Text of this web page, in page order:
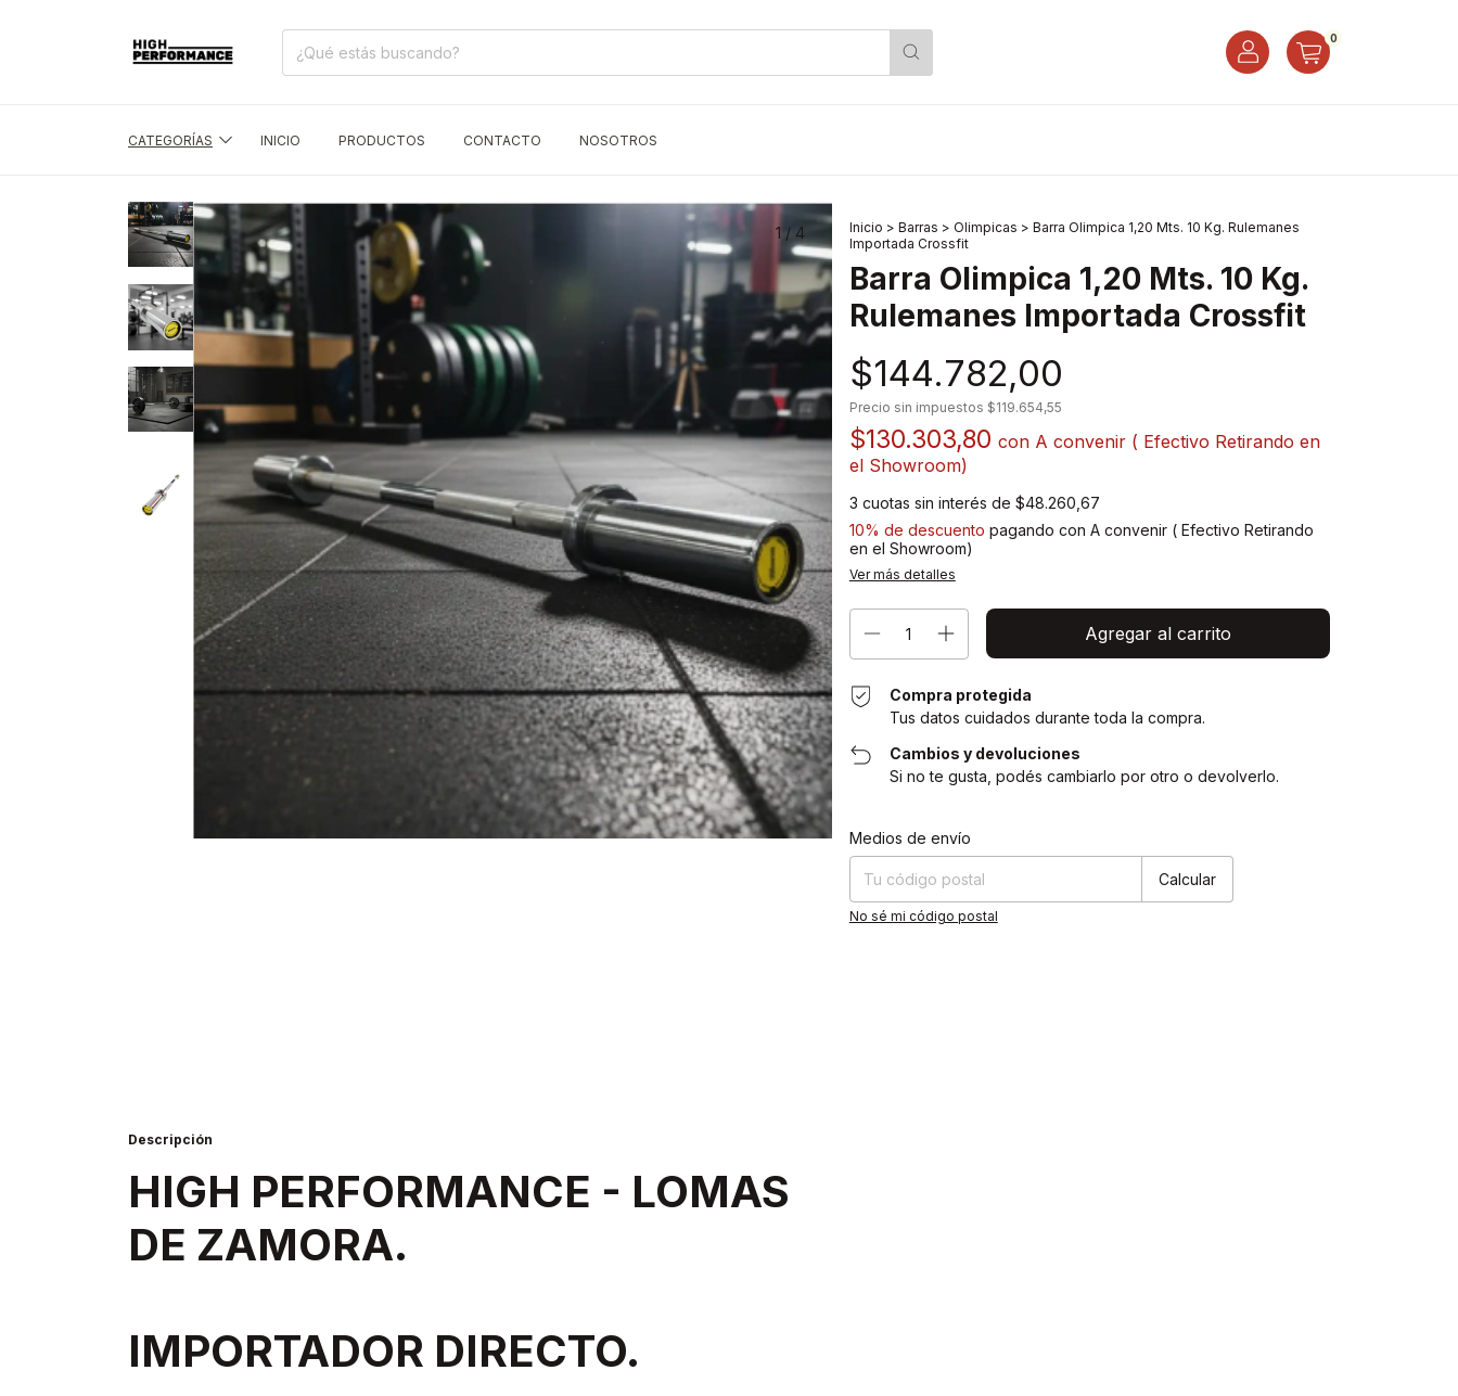
0
CATEGORÍAS INICIO PRODUCTOS CONTACTO NOSOTROS
1 / 4 Inicio > Barras > Olimpicas > Barra Olimpica 1,20 Mts. 10 Kg. Rulemanes
Importada Crossfit
Barra Olimpica 1,20 Mts. 10 Kg.
Rulemanes Importada Crossfit
$144.782,00
Precio sin impuestos $119.654,55
$130.303,80 con A convenir ( Efectivo Retirando en
el Showroom)
3 cuotas sin interés de $48.260,67
10% de descuento pagando con A convenir ( Efectivo Retirando
en el Showroom)
Ver más detalles
Compra protegida
Tus datos cuidados durante toda la compra.
Cambios y devoluciones
Si no te gusta, podés cambiarlo por otro o devolverlo.
Entregas para el CP:
Medios de envío
Calcular
No sé mi código postal
Descripción
HIGH PERFORMANCE - LOMAS
DE ZAMORA.
IMPORTADOR DIRECTO.